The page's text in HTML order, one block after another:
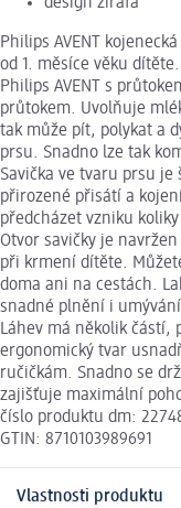
Philips AVENT
od 1. měsíce věku
Philips AVENT s
průtokem. Uvolňuje
tak může pít, polykat a
prsu. Snadno lze tak
Savička ve tvaru prsu
přirozené přisátí a
předcházet vzniku
Otvor savičky je
při krmení dítěte.
doma ani na cestách.
snadné plnění i
Láhev má několik částí,
ergonomický tvar
ručičkám. Snadno se
zajišťuje maximální
číslo produktu dm:
GTIN: 8710103989691
Vlastnosti produktu